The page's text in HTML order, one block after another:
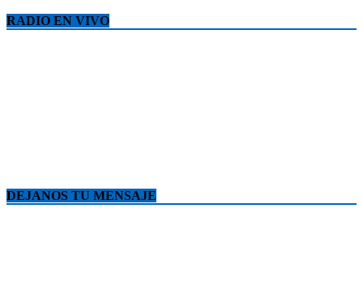
RADIO EN VIVO
DEJANOS TU MENSAJE